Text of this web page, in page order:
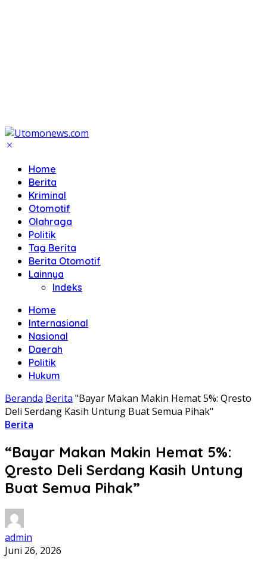
Home
Berita
Kriminal
Otomotif
Olahraga
Politik
Tag Berita
Berita Otomotif
Lainnya
Indeks
Home
Internasional
Nasional
Daerah
Politik
Hukum
Beranda Berita "Bayar Makan Makin Hemat 5%: Qresto
Deli Serdang Kasih Untung Buat Semua Pihak"
Berita
“Bayar Makan Makin Hemat 5%:
Qresto Deli Serdang Kasih Untung
Buat Semua Pihak”
admin
Juni 26, 2026